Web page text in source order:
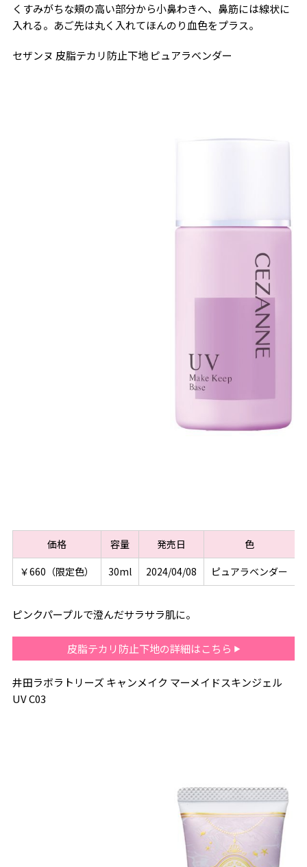
くすみがちな頬の高い部分から小鼻わきへ、鼻筋には線状に
入れる。あご先は丸く入れてほんのり血色をプラス。
セザンヌ 皮脂テカリ防止下地 ピュアラベンダー
価格 容量 発売日
色
￥660（限定色）
30ml 2024/04/08 ピュアラベンダー
ピンクパープルで澄んだサラサラ肌に。
皮脂テカリ防止下地の詳細はこちら
井田ラボラトリーズ キャンメイク マーメイドスキンジェル
UV C03